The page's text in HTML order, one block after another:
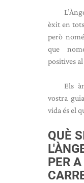
èxit en
però
que
positives
Els
vostra
vida és el
QUÈ
PER